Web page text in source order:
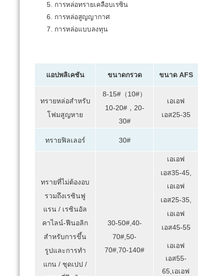
การหล่อทรายเคลือบเรซิน
การหล่อสูญญากาศ
การหล่อแบบลงทุน
แอปพลิเคชัน ขนาดกรวด ขนาด AFS
ทรายหล่อสำหรับ
โฟมสูญหาย
8-15#（10#）
10-20#，20-
30#
เอเอฟ
เอส25-35
ทรายฟิลเลอร์ 30#
ทรายที่ไม่ต้องอบ
รวมถึงเรซินฟู
แรน / เรซินอัล
คาไลน์-ฟีนอลิก
สำหรับการขึ้น
รูปและการทำ
แกน / ชุดเปป /
30-50#,40-
70#,50-
70#,70-140#
เอเอฟ
เอส35-45,
เอเอฟ
เอส25-35,
เอเอฟ
เอส45-55
เอเอฟ
เอส55-
65,เอเอฟ